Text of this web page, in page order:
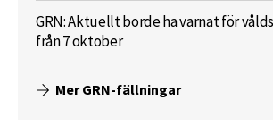
GRN: Aktuellt borde ha varnat för
från 7 oktober
Mer GRN-fällningar